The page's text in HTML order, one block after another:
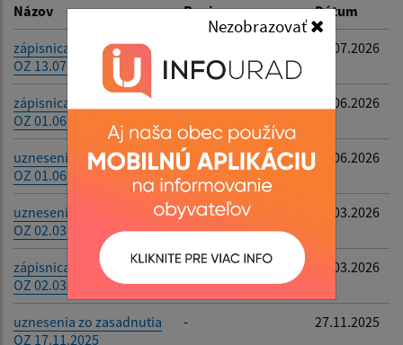
Nezobrazovať
Reset
Názov Popis Dátum
zápisnica zo zasadnutia
OZ 13.07.2026
23.07.2026
zápisnica zo zasadnutia
OZ 01.06.2026
11.06.2026
uznesenia zo zasadnutia
OZ 01.06.2026
- 11.06.2026
uznesenia zo zasadnutia
OZ 02.03.2026
- 12.03.2026
zápisnica zo zasadnutia
OZ 02.03.2026
- 12.03.2026
uznesenia zo zasadnutia
OZ 17.11.2025
- 27.11.2025